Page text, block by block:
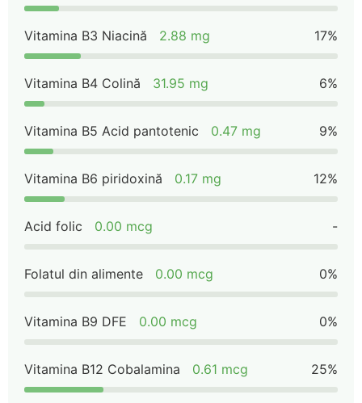
Vitamina B3 Niacină 2.88 mg 17%
Vitamina B4 Colină 31.95 mg 6%
Vitamina B5 Acid pantotenic 0.47 mg 9%
Vitamina B6 piridoxină 0.17 mg 12%
Acid folic 0.00 mcg -
Folatul din alimente 0.00 mcg 0%
Vitamina B9 DFE 0.00 mcg 0%
Vitamina B12 Cobalamina 0.61 mcg 25%